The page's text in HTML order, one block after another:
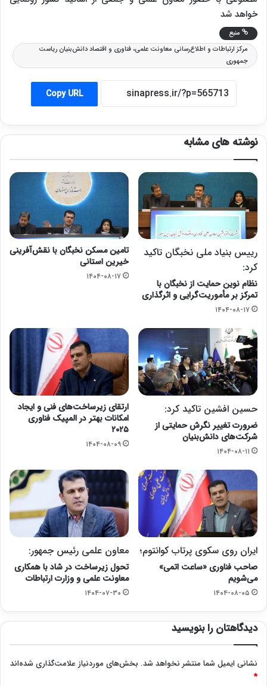
خواهد شد
منبع
مرکز ارتباطات و اطلاع‌رسانی معاونت علمی، فناوری و اقتصاد دانش‌بنیان ریاست
جمهوری
Copy URL
نوشته های مشابه
رییس بنیاد ملی نخبگان تاکید
کرد:
نظام نوین حمایت از نخبگان با
تمرکز بر مأموریت‌گرایی و اثرگذاری
۱۴۰۴-۰۸-۱۷
تامین مسکن نخبگان با نقش‌آفرینی
خیرین استانی
۱۴۰۴-۰۸-۱۷
حسین افشین تاکید کرد:
ضرورت تغییر نگرش حمایتی از
شرکت‌های دانش‌بنیان
۱۴۰۴-۰۸-۱۱
ارتقای زیرساخت‌های فنی و ایجاد
امکانات بهتر در المپیک فناوری
۲۰۲۵
۱۴۰۴-۰۸-۰۹
ایران روی سکوی پرتاب کوانتوم؛
صاحب فناوری «ساعت اتمی»
می‌شویم
۱۴۰۴-۰۸-۰۵
معاون علمی رئیس جمهور:
تحول زیرساخت‌ در شاد با همکاری
معاونت علمی و وزارت ارتباطات
۱۴۰۴-۰۷-۳۰
دیدگاهتان را بنویسید
نشانی ایمیل شما منتشر نخواهد شد. بخش‌های موردنیاز علامت‌گذاری شده‌اند
*